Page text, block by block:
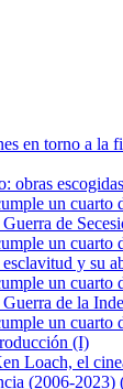
en torno a la
obras escogidas
un cuarto
de
un cuarto
y su
un cuarto
de la
un cuarto
(I)
Loach, el
(2006-